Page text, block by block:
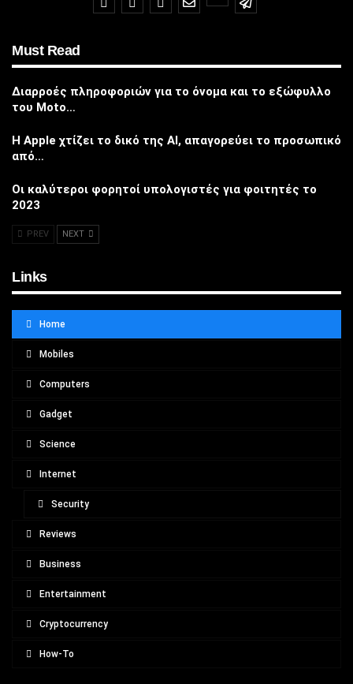
Must Read
Διαρροές πληροφοριών για το όνομα και το εξώφυλλο
του Moto…
Η Apple χτίζει το δικό της AI, απαγορεύει το προσωπικό
από…
Οι καλύτεροι φορητοί υπολογιστές για φοιτητές το
2023
PREV NEXT
Links
Home
Mobiles
Computers
Gadget
Science
Internet
Security
Reviews
Business
Entertainment
Cryptocurrency
How-To